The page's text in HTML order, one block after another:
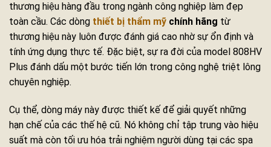
thương hiệu hàng đầu trong ngành công nghiệp làm đẹp
toàn cầu. Các dòng thiết bị thẩm mỹ chính hãng từ
thương hiệu này luôn được đánh giá cao nhờ sự ổn định và
tính ứng dụng thực tế. Đặc biệt, sự ra đời của model 808HV
Plus đánh dấu một bước tiến lớn trong công nghệ triệt lông
chuyên nghiệp.
Cụ thể, dòng máy này được thiết kế để giải quyết những
hạn chế của các thế hệ cũ. Nó không chỉ tập trung vào hiệu
suất mà còn tối ưu hóa trải nghiệm người dùng tại các spa